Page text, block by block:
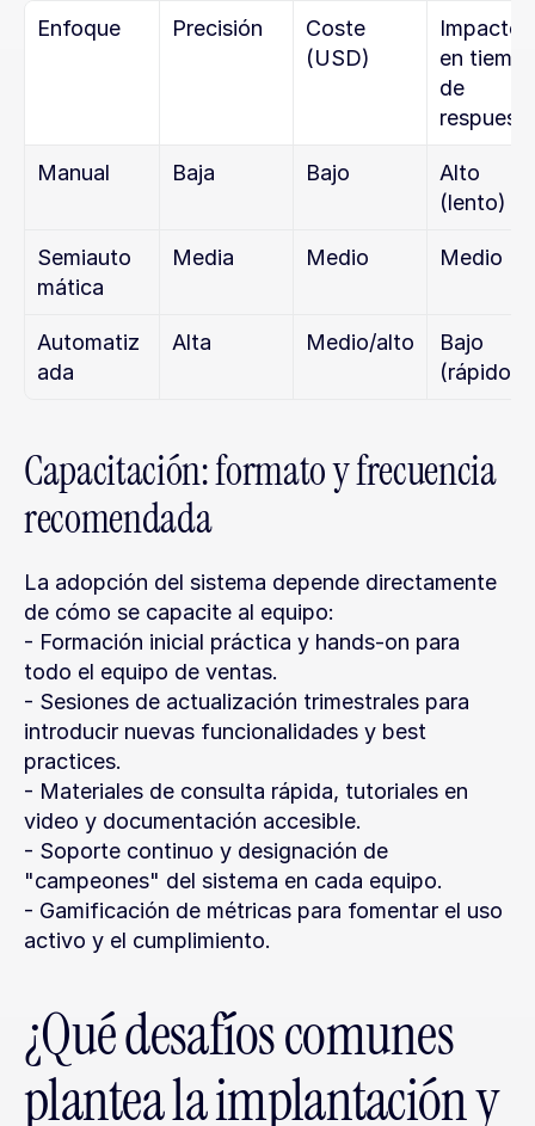
Enfoque Precisión
Coste
(USD)
Impacto
en
de
Manual Baja Bajo
Alto
(lento)
Semiauto
mática
Media Medio Medio
Automatiz
ada
Alta Medio/alto
Bajo
(rápido)
Capacitación: formato y frecuencia
recomendada
La adopción del sistema depende directamente
de cómo se capacite al equipo:
- Formación inicial práctica y hands-on para
todo el equipo de ventas.
- Sesiones de actualización trimestrales para
introducir nuevas funcionalidades y best
practices.
- Materiales de consulta rápida, tutoriales en
video y documentación accesible.
- Soporte continuo y designación de
"campeones" del sistema en cada equipo.
- Gamificación de métricas para fomentar el uso
activo y el cumplimiento.
¿Qué desafíos comunes
plantea la implantación y